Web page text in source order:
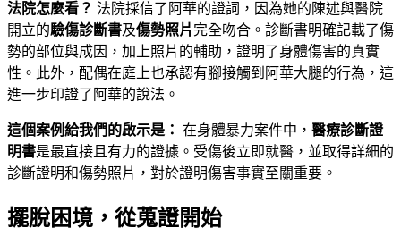
法院怎麼看？ 法院採信了阿華的證詞，因為她的陳述與醫院
開立的驗傷診斷書及傷勢照片完全吻合。診斷書明確記載了傷
勢的部位與成因，加上照片的輔助，證明了身體傷害的真實
性。此外，配偶在庭上也承認有腳接觸到阿華大腿的行為，這
進一步印證了阿華的說法。
這個案例給我們的啟示是： 在身體暴力案件中， 醫療診斷證
明書是最直接且有力的證據。受傷後立即就醫，並取得詳細的
診斷證明和傷勢照片，對於證明傷害事實至關重要。
擺脫困境，從蒐證開始